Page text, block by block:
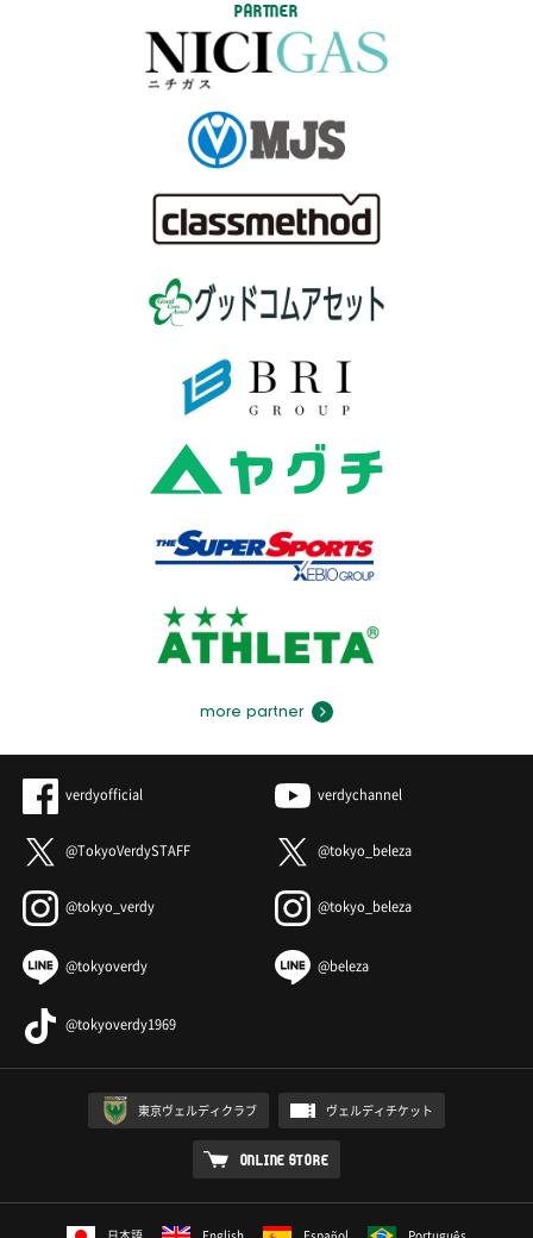
PARTNER
more partner
verdyofficial verdychannel
@TokyoVerdySTAFF @tokyo_beleza
@tokyo_verdy @tokyo_beleza
@tokyoverdy @beleza
@tokyoverdy1969
東京ヴェルディクラブ ヴェルディチケット
ONLINE STORE